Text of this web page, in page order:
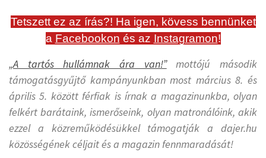
Tetszett ez az írás?! Ha igen, kövess bennünket
a Facebookon és az Instagramon!
„A tartós hullámnak ára van!”mottójú második
támogatásgyűjtő kampányunkban most március 8. és
április 5. között férfiak is írnak a magazinunkba, olyan
felkért barátaink, ismerőseink, olyan matronálóink, akik
ezzel a közreműködésükkel támogatják a dajer.hu
közösségének céljait és a magazin fennmaradását!